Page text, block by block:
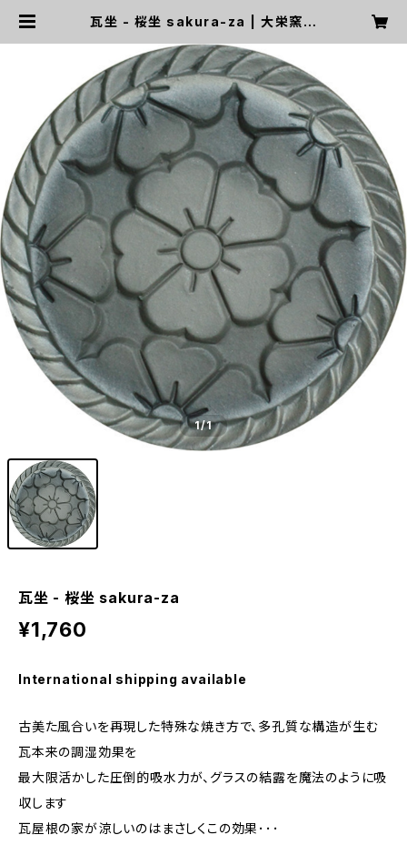
瓦坐 - 桜坐 sakura-za | 大栄窯業
1/1
瓦坐 - 桜坐 sakura-za
¥1,760
International shipping available
古美た風合いを再現した特殊な焼き方で、多孔質な構造が生む
瓦本来の調湿効果を
最大限活かした圧倒的吸水力が、グラスの結露を魔法のように吸
収します
瓦屋根の家が涼しいのはまさしくこの効果･･･